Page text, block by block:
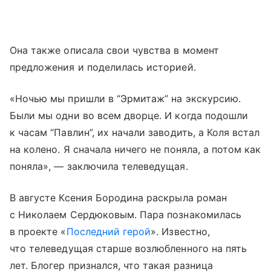
Она также описала свои чувства в момент
предложения и поделилась историей.
«Ночью мы пришли в “Эрмитаж” на экскурсию.
Были мы одни во всем дворце. И когда подошли
к часам “Павлин”, их начали заводить, а Коля встал
на колено. Я сначала ничего не поняла, а потом как
поняла», — заключила телеведущая.
В августе Ксения Бородина раскрыла роман
с Николаем Сердюковым. Пара познакомилась
в проекте «Последний герой». Известно,
что телеведущая старше возлюбленного на пять
лет. Блогер признался, что такая разница